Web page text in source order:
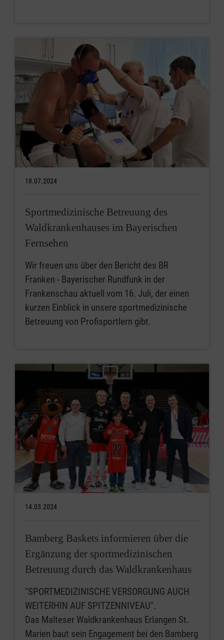
18.07.2024
Sportmedizinische Betreuung des
Waldkrankenhauses im Bayerischen
Fernsehen
Wir freuen uns über den Bericht des BR
Franken - Bayerischer Rundfunk in der
Frankenschau aktuell vom 16. Juli, der einen
kurzen Einblick in unsere sportmedizinische
Betreuung von Profisportlern gibt.
14.03.2024
Bamberg Baskets informieren über die
Ergänzung der sportmedizinischen
Betreuung durch das Waldkrankenhaus
"SPORTMEDIZINISCHE VERSORGUNG AUCH
WEITERHIN AUF SPITZENNIVEAU".
Das Malteser Waldkrankenhaus Erlangen St.
Marien baut sein Engagement bei den Bamberg